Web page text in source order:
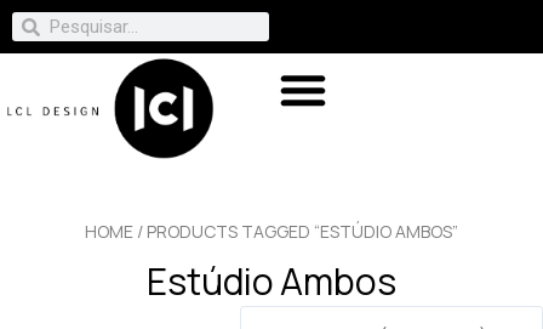
HOME / PRODUCTS TAGGED “ESTÚDIO AMBOS”
Estúdio Ambos